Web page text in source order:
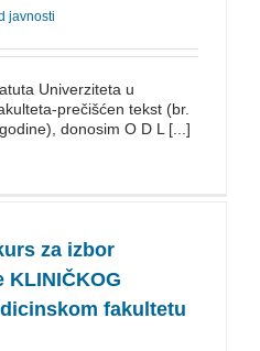
javnosti
Univerziteta u
prečišćen tekst (br.
donosim O D L [...]
za izbor
KLINIČKOG
fakultetu